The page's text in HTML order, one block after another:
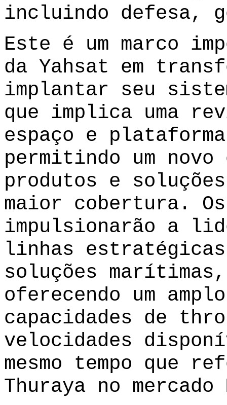
incluindo defesa,
Este é um marco
da Yahsat em
implantar seu
que implica uma
espaço e
permitindo um
produtos e
maior cobertura.
impulsionarão a
linhas estratégicas
soluções
oferecendo um
capacidades de
velocidades
mesmo tempo que
Thuraya no mercado